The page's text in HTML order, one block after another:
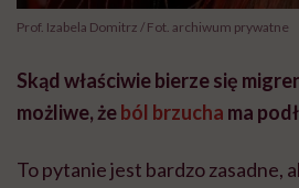
Prof. Izabela Domitrz / Fot. archiwum prywatne
Skąd właściwie bierze się
możliwe, żeból brzucha ma
To pytanie jest bardzo zasadne,